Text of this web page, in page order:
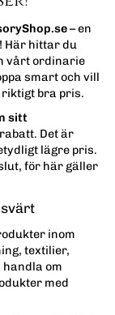
– en
Här hittar du
vårt ordinarie
smart och vill
bra pris.
sitt
Det är
lägre pris.
för här gäller
inom
textilier,
om
med